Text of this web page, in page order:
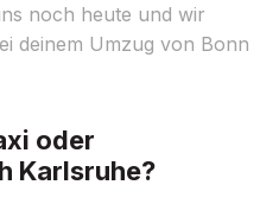
noch heute und wir
deinem Umzug von Bonn
oder
Karlsruhe?